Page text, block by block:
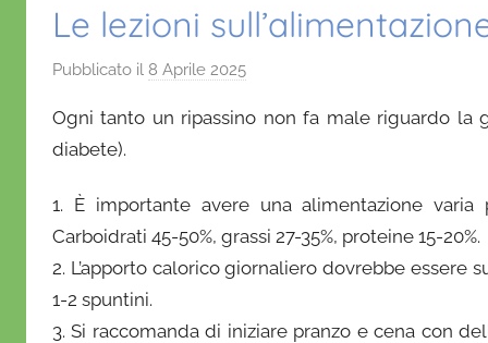
Le lezioni
Pubblicato il 8 Aprile 2025
D
i
e
l
D
Ogni tanto un ripassino non fa male riguardo la
diabete).
1. È importante avere una alimentazione
Carboidrati 45-50%, grassi 27-35%, proteine 15-20%.
2. L’apporto calorico giornaliero dovrebbe essere
1-2 spuntini.
3. Si raccomanda di iniziare pranzo e cena con